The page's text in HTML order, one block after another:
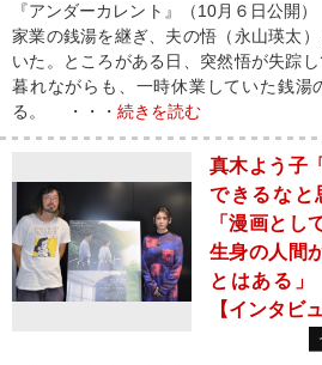
『アンダーカレント』（10月６日公開
家業の銭湯を継ぎ、夫の悟（永山瑛太
いた。ところがある日、突然悟が失踪
暮れながらも、一時休業していた銭湯
る。 ・・・ 続きを読む
真木よう子
できるなと
「漫画とし
生身の人間
とはある」
【インタビ